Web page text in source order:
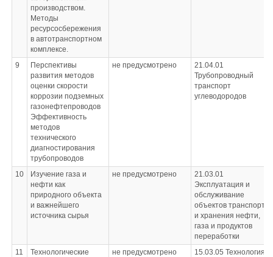
производством.
Методы
ресурсосбережения
в автотранспортном
комплексе.
9
Перспективы
развития методов
оценки скорости
коррозии подземных
газонефтепроводов
Эффективность
методов
технического
диагностирования
трубопроводов
не предусмотрено
21.04.01
Трубопроводный
транспорт
углеводородов
10
Изучение газа и
нефти как
природного объекта
и важнейшего
источника сырья
не предусмотрено
21.03.01
Эксплуатация и
обслуживание
объектов транспорта
и хранения нефти,
газа и продуктов
переработки
11
Технологические
не предусмотрено 15.03.05 Технология